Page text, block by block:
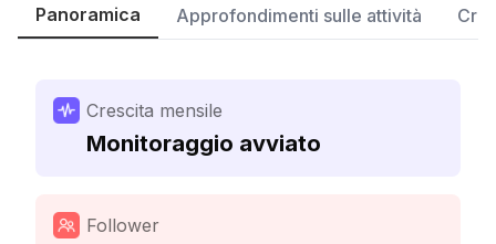
Panoramica Approfondimenti sulle attività
Crescita mensile
Monitoraggio avviato
Follower